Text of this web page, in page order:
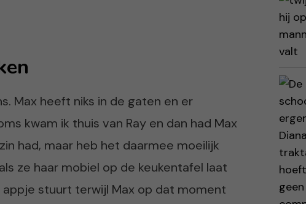
Max heeft niks in de gaten en er
kwam ik thuis van Ray en dan had Max
had, maar heb het daarmee moeilijk
ze haar mobiel op de keukentafel laat
stuurt terwijl Max op dat moment